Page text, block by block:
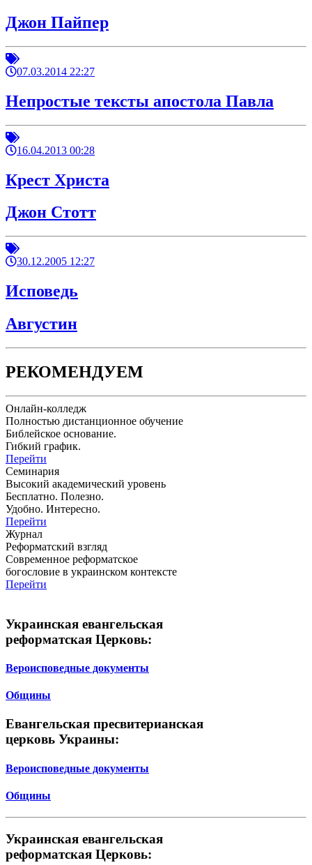
Джон Пайпер
07.03.2014 22:27
Непростые тексты апостола Павла
16.04.2013 00:28
Крест Христа
Джон Стотт
30.12.2005 12:27
Исповедь
Августин
РЕКОМЕНДУЕМ
Онлайн-колледж
Полностью дистанционное обучение
Библейское основание.
Гибкий график.
Перейти
Семинария
Высокий академический уровень
Бесплатно. Полезно.
Удобно. Интересно.
Перейти
Журнал
Реформатский взгляд
Современное реформатское
богословие в украинском контексте
Перейти
Украинская евангельская
реформатская Церковь:
Вероисповедные документы
Общины
Евангельская пресвитерианская
церковь Украины:
Вероисповедные документы
Общины
Украинская евангельская
реформатская Церковь: